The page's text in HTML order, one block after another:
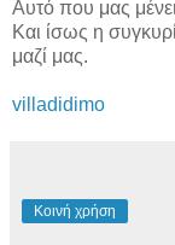
Αυτό που μας
Και ίσως η
μαζί μας.
villadidimo
Κοινή χρήση